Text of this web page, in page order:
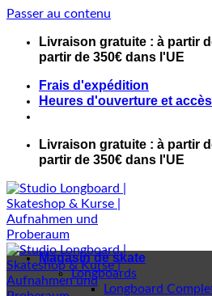
Passer au contenu
Livraison gratuite : à partir
partir de 350€ dans l'UE
Frais d'expédition
Heures d'ouverture et accès
Livraison gratuite : à partir
partir de 350€ dans l'UE
Magasin de skate
Longboards
Longboard